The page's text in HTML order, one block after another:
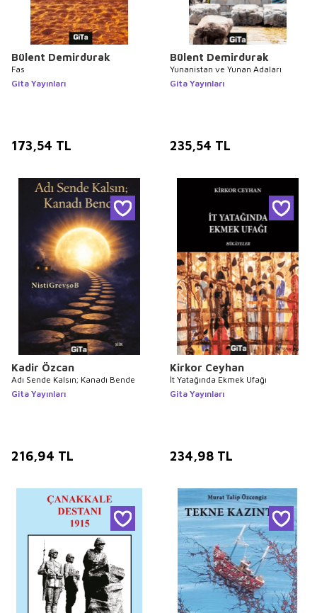
Bülent Demirdurak
Fas
Gita Yayınları
173,54 TL
Bülent Demirdurak
Yunanistan ve Yunan Adaları
Gita Yayınları
235,54 TL
Kadir Özcan
Adı Sende Kalsın; Kanadı Bende
Gita Yayınları
216,94 TL
Kirkor Ceyhan
İt Yatağında Ekmek Ufağı
Gita Yayınları
234,98 TL